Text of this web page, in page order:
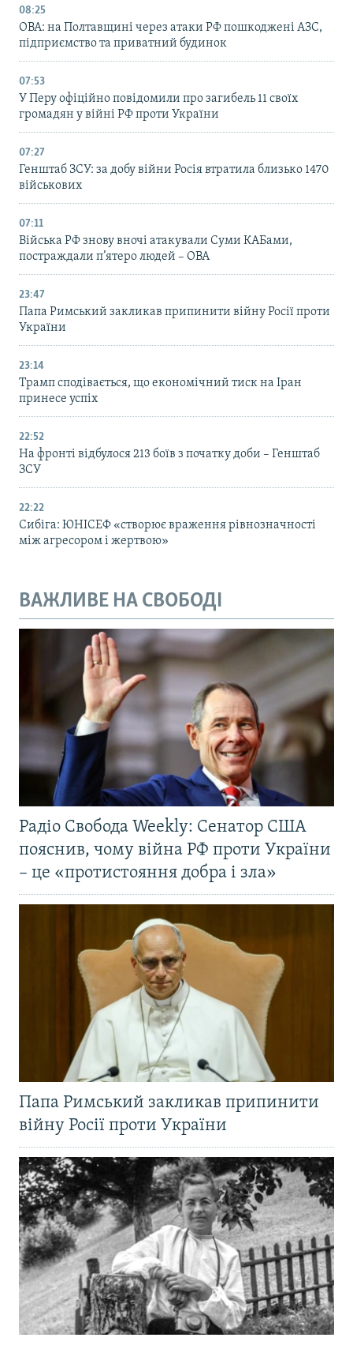
08:25
ОВА: на Полтавщині через атаки РФ пошкоджені АЗС,
підприємство та приватний будинок
07:53
У Перу офіційно повідомили про загибель 11 своїх
громадян у війні РФ проти України
07:27
Генштаб ЗСУ: за добу війни Росія втратила близько 1470
військових
07:11
Війська РФ знову вночі атакували Суми КАБами,
постраждали п’ятеро людей – ОВА
23:47
Папа Римський закликав припинити війну Росії проти
України
23:14
Трамп сподівається, що економічний тиск на Іран
принесе успіх
22:52
На фронті відбулося 213 боїв з початку доби – Генштаб
ЗСУ
22:22
Сибіга: ЮНІСЕФ «створює враження рівнозначності
між агресором і жертвою»
ВАЖЛИВЕ НА СВОБОДІ
Радіо Свобода Weekly: Сенатор США
пояснив, чому війна РФ проти України
– це «протистояння добра і зла»
Папа Римський закликав припинити
війну Росії проти України